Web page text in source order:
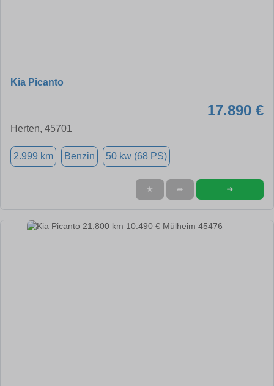
Kia Picanto
17.890 €
Herten, 45701
2.999 km Benzin 50 kw (68 PS)
★ ➦ ➜